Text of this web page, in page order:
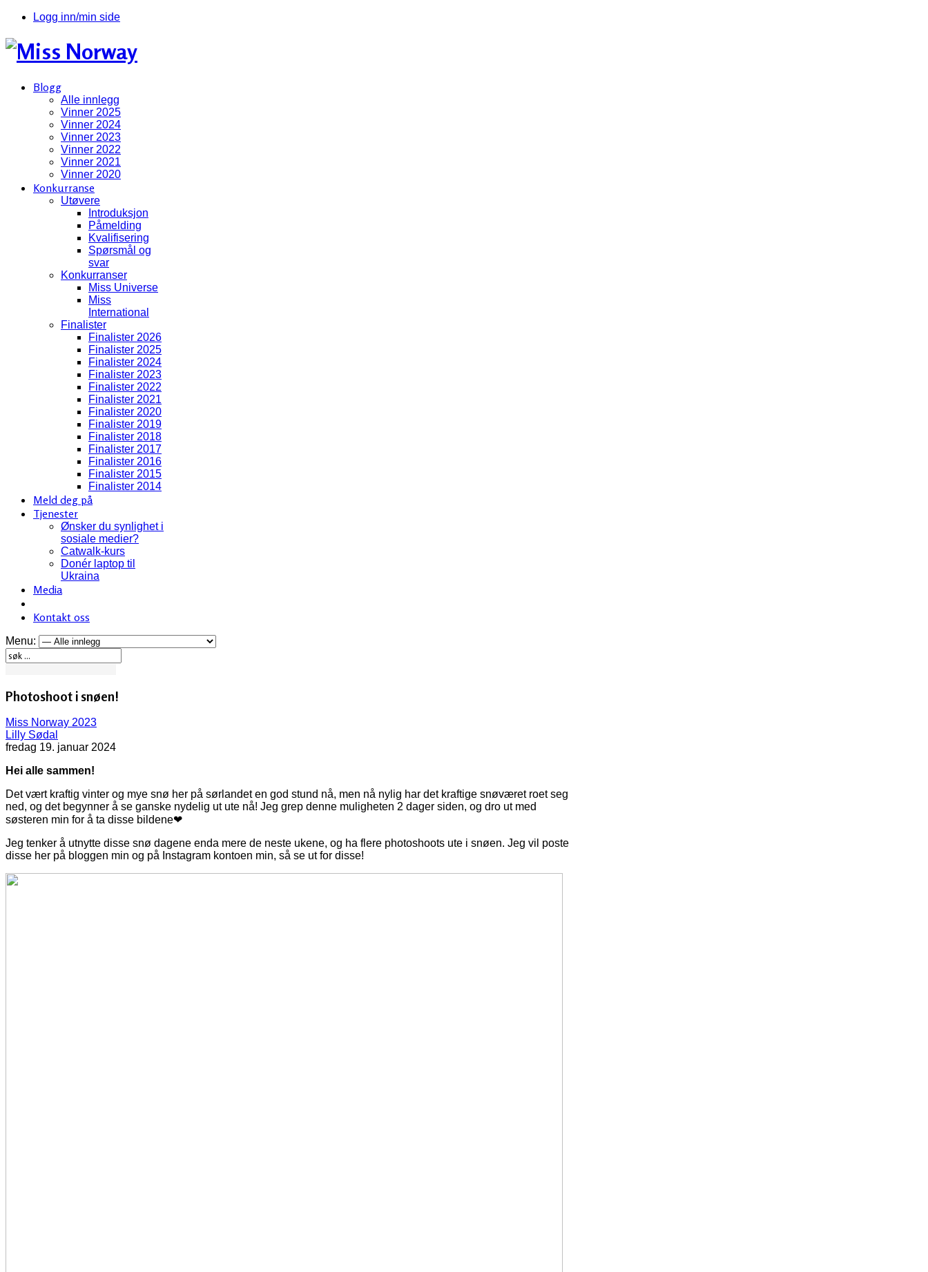
Logg inn/min side
Blogg
Alle innlegg
Vinner 2025
Vinner 2024
Vinner 2023
Vinner 2022
Vinner 2021
Vinner 2020
Konkurranse
Utøvere
Introduksjon
Påmelding
Kvalifisering
Spørsmål og
svar
Konkurranser
Miss Universe
Miss
International
Finalister
Finalister 2026
Finalister 2025
Finalister 2024
Finalister 2023
Finalister 2022
Finalister 2021
Finalister 2020
Finalister 2019
Finalister 2018
Finalister 2017
Finalister 2016
Finalister 2015
Finalister 2014
Meld deg på
Tjenester
Ønsker du synlighet i
sosiale medier?
Catwalk-kurs
Donér laptop til
Ukraina
Media
Kontakt oss
Menu:
Photoshoot i snøen!
Miss Norway 2023
Lilly Sødal
fredag 19. januar 2024
Hei alle sammen!
Det vært kraftig vinter og mye snø her på sørlandet en god stund nå, men nå nylig har det kraftige snøværet roet seg
ned, og det begynner å se ganske nydelig ut ute nå! Jeg grep denne muligheten 2 dager siden, og dro ut med
søsteren min for å ta disse bildene❤
Jeg tenker å utnytte disse snø dagene enda mere de neste ukene, og ha flere photoshoots ute i snøen. Jeg vil poste
disse her på bloggen min og på Instagram kontoen min, så se ut for disse!